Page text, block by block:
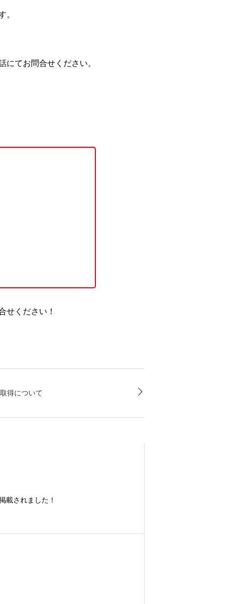
。
にてお問合せください。
せください！
得について
載されました！